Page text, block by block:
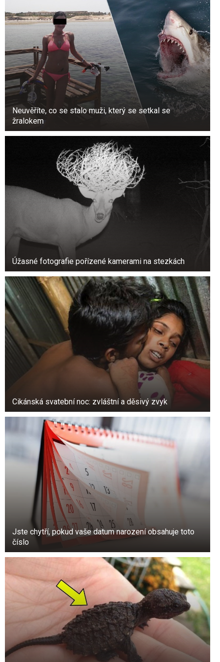
Toho lze dosáhnout pouze po provedení testů a
konzultaci s kvalifikovaným lékařem. Specialista
poskytne návod na optimální podporu těla v
těhotenství a doporučí vitamínový režim, který
významně přispěje k budoucímu zdraví a kráse
kojence.
Neuvěříte, co se stalo muži, který se setkal se
žralokem
Úžasné fotografie pořízené kamerami na stezkách
Cikánská svatební noc: zvláštní a děsivý zvyk
Jste chytří, pokud vaše datum narození obsahuje toto
číslo